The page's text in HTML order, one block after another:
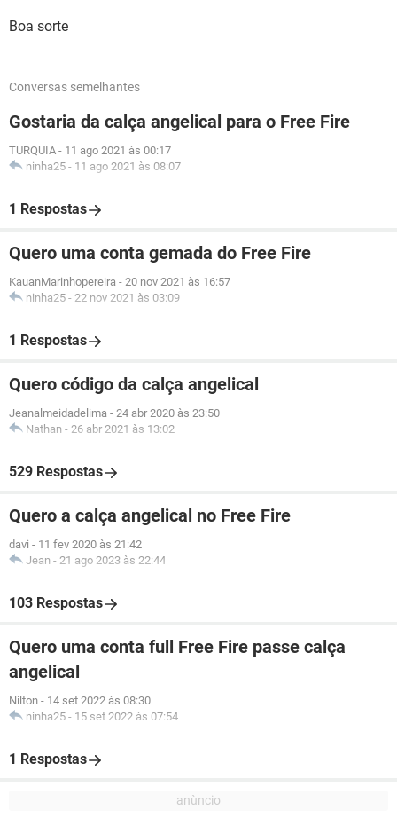
Boa sorte
Conversas semelhantes
Gostaria da calça angelical para o Free Fire
TURQUIA - 11 ago 2021 às 00:17
ninha25 - 11 ago 2021 às 08:07
1 Respostas
Quero uma conta gemada do Free Fire
KauanMarinhopereira - 20 nov 2021 às 16:57
ninha25 - 22 nov 2021 às 03:09
1 Respostas
Quero código da calça angelical
Jeanalmeidadelima - 24 abr 2020 às 23:50
Nathan - 26 abr 2021 às 13:02
529 Respostas
Quero a calça angelical no Free Fire
davi - 11 fev 2020 às 21:42
Jean - 21 ago 2023 às 22:44
103 Respostas
Quero uma conta full Free Fire passe calça
angelical
Nilton - 14 set 2022 às 08:30
ninha25 - 15 set 2022 às 07:54
1 Respostas